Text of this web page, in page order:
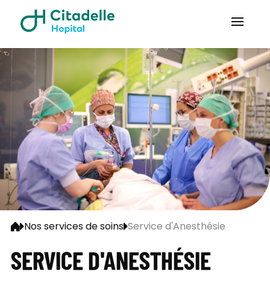
Nos services de soins Service d'Anesthésie
SERVICE D'ANESTHÉSIE